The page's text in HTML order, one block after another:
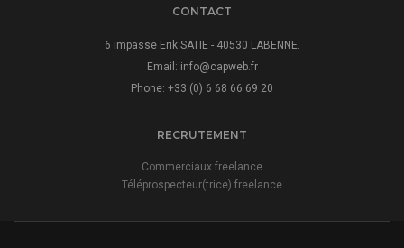
e
n
a
e
CONTACT
6 impasse Erik SATIE - 40530 LABENNE.
Email: info@capweb.fr
Phone: +33 (0) 6 68 66 69 20
RECRUTEMENT
Commerciaux freelance
Téléprospecteur(trice) freelance